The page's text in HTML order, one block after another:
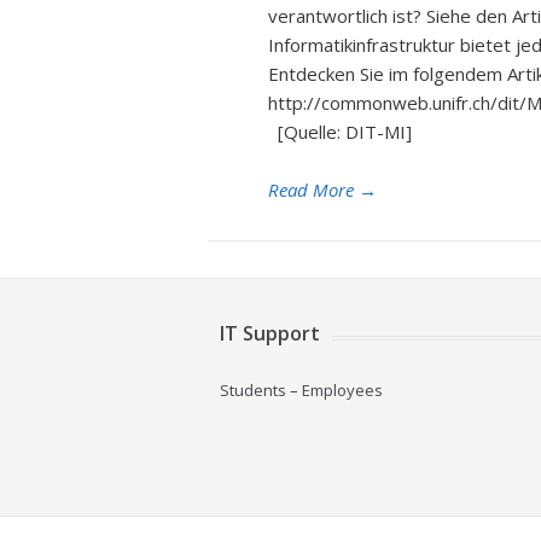
verantwortlich ist? Siehe den
Informatikinfrastruktur bietet
Entdecken Sie im folgendem
http://commonweb.unifr.ch/dit/
[Quelle: DIT-MI]
Read More →
IT Support
Students – Employees